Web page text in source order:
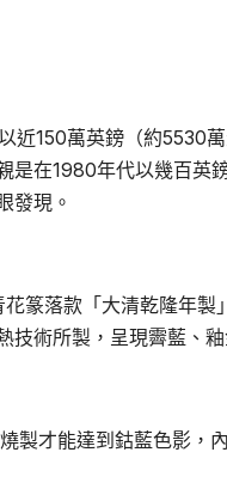
近150萬英鎊（約5530
是在1980年代以幾百英
發現。
篆落款「大清乾隆年
術所製，呈現霽藍、釉
製才能達到鈷藍色影，